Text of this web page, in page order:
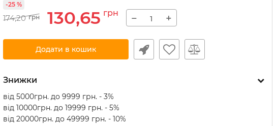
174,20 грн 130,65 грн
-25 %
− +
Додати в кошик
Знижки
від 5000грн. до 9999 грн. - 3%
від 10000грн. до 19999 грн. - 5%
від 20000грн. до 49999 грн. - 10%